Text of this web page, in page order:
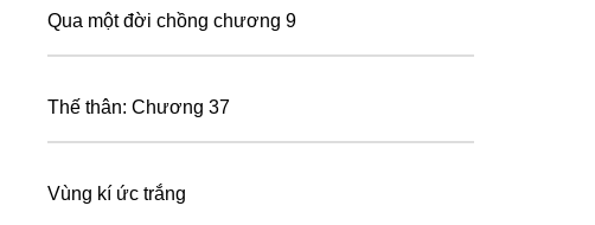
Qua một đời chồng chương 9
Thế thân: Chương 37
Vùng kí ức trắng